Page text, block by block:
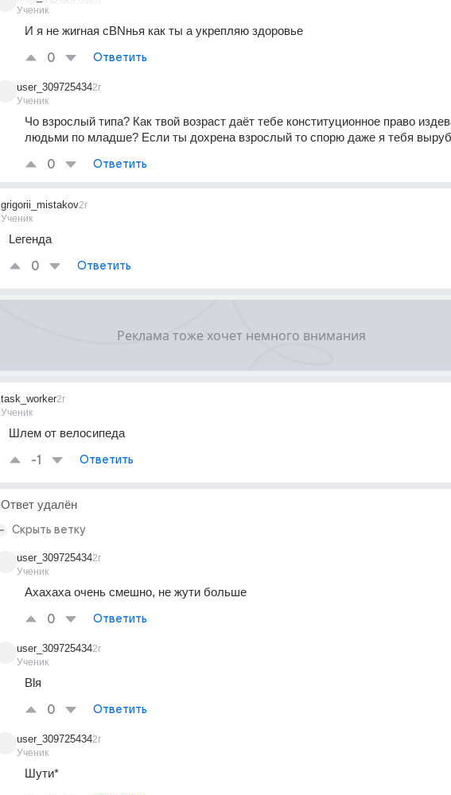
Ученик
И я не жиrнaя сBNнья как ты а укрепляю здоровье
0 Ответить
user_309725434
Ученик
2г
Чо взрослый типа? Как твой возраст даёт тебе конституционное право
людьми по младше? Если ты дохрена взрослый то спорю даже я тебя
0 Ответить
grigorii_mistakov
Ученик
2г
Lегенда
0 Ответить
task_worker
Ученик
2г
Шлем от велосипеда
-1 Ответить
Ответ удалён
Скрыть ветку
user_309725434
Ученик
2г
Ахахаха очень смешно, не жути больше
0 Ответить
user_309725434
Ученик
2г
Blя
0 Ответить
user_309725434
Ученик
2г
Шути*